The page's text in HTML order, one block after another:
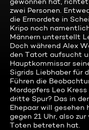
zwei Personen.
die Ermordete in
Kripo noch
Männern unterstellt
Doch während Alex
den Tatort aufsucht
Hauptkommissar
Sigrids Liebhaber für
Führen die
Mordopfers Leo
dritte Spur? Das in
Ehepaar will gesehen
gegen 21 Uhr, also
Toten betreten hat.